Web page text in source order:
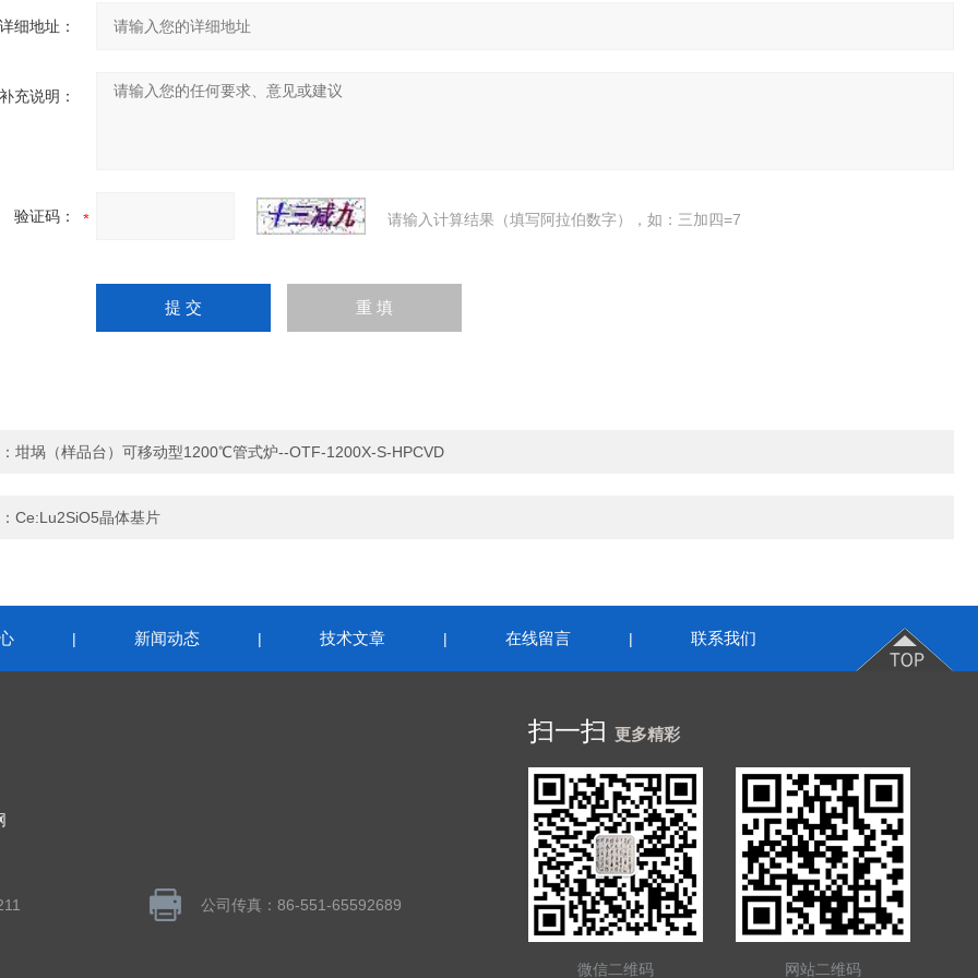
详细地址：
补充说明：
验证码： 请输入计算结果（填写阿拉伯数字），如：三加四=7
坩埚（样品台）可移动型1200℃管式炉--OTF-1200X-S-HPCVD
Ce:Lu2SiO5晶体基片
| 新闻动态 | 技术文章 | 在线留言 | 联系我们
公司传真：86-551-65592689
扫一扫 更多精彩
微信二维码 网站二维码